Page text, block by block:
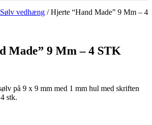
Sølv vedhæng / Hjerte “Hand Made” 9 Mm – 4
Made” 9 Mm – 4 STK
på 9 x 9 mm med 1 mm hul med skriften
stk.